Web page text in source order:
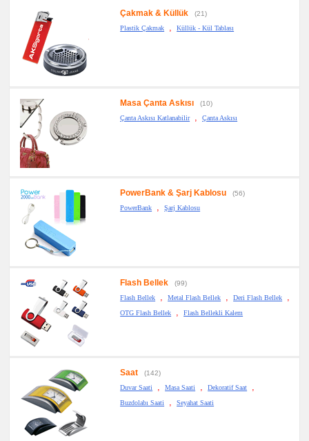
Çakmak & Küllük
(21)
Plastik Çakmak
Küllük - Kül Tablası
Masa Çanta Askısı
(10)
Çanta Askısı Katlanabilir
Çanta Askısı
PowerBank & Şarj Kablosu
(56)
PowerBank
Şarj Kablosu
Flash Bellek
(99)
Flash Bellek
Metal Flash Bellek Deri Flash Bellek
OTG Flash Bellek Flash Bellekli Kalem
Saat
(142)
Duvar Saati
Masa Saati Dekoratif Saat
Buzdolabı Saati Seyahat Saati